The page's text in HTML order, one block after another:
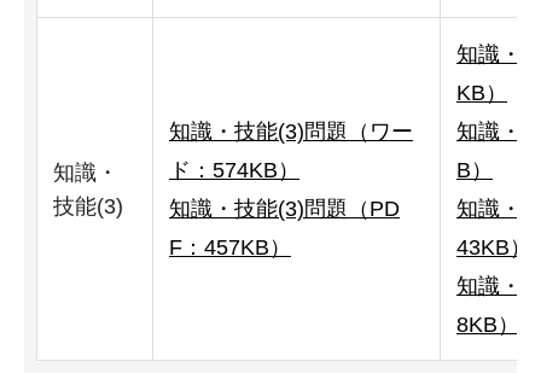
知識・
技能(3)
知識・技能(3)問題（ワー
ド：574KB）
知識・技能(3)問題（PD
F：457KB）
知識・
KB）
知識・
B）
知識・
43KB）
知識・
8KB）